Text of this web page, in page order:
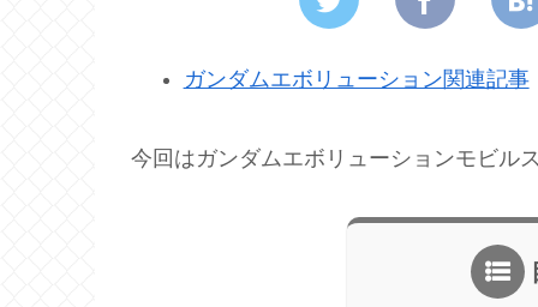
ガンダムエボリューション関連記事
今回はガンダムエボリューションモビル